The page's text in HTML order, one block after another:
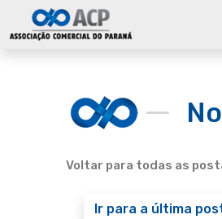
Voltar para todas as
Ir para a última